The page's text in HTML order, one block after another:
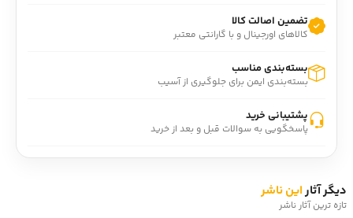
تضمین اصالت کالا
کالاهای اورجینال و با گارانتی معتبر
بسته‌بندی مناسب
بسته‌بندی ایمن برای جلوگیری از آسیب
پشتیبانی خرید
پاسخگویی به سوالات قبل و بعد از خرید
دیگر آثاراین ناشر
تازه ترین آثار ناشر